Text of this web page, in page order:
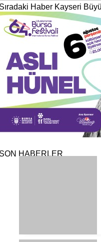
Haber Kayseri
HABERLER